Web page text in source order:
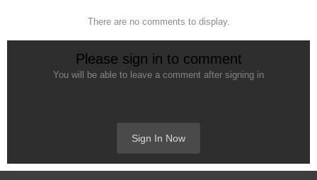
There are no comments to display.
Please sign in to comment
You will be able to leave a comment after signing in
Sign In Now